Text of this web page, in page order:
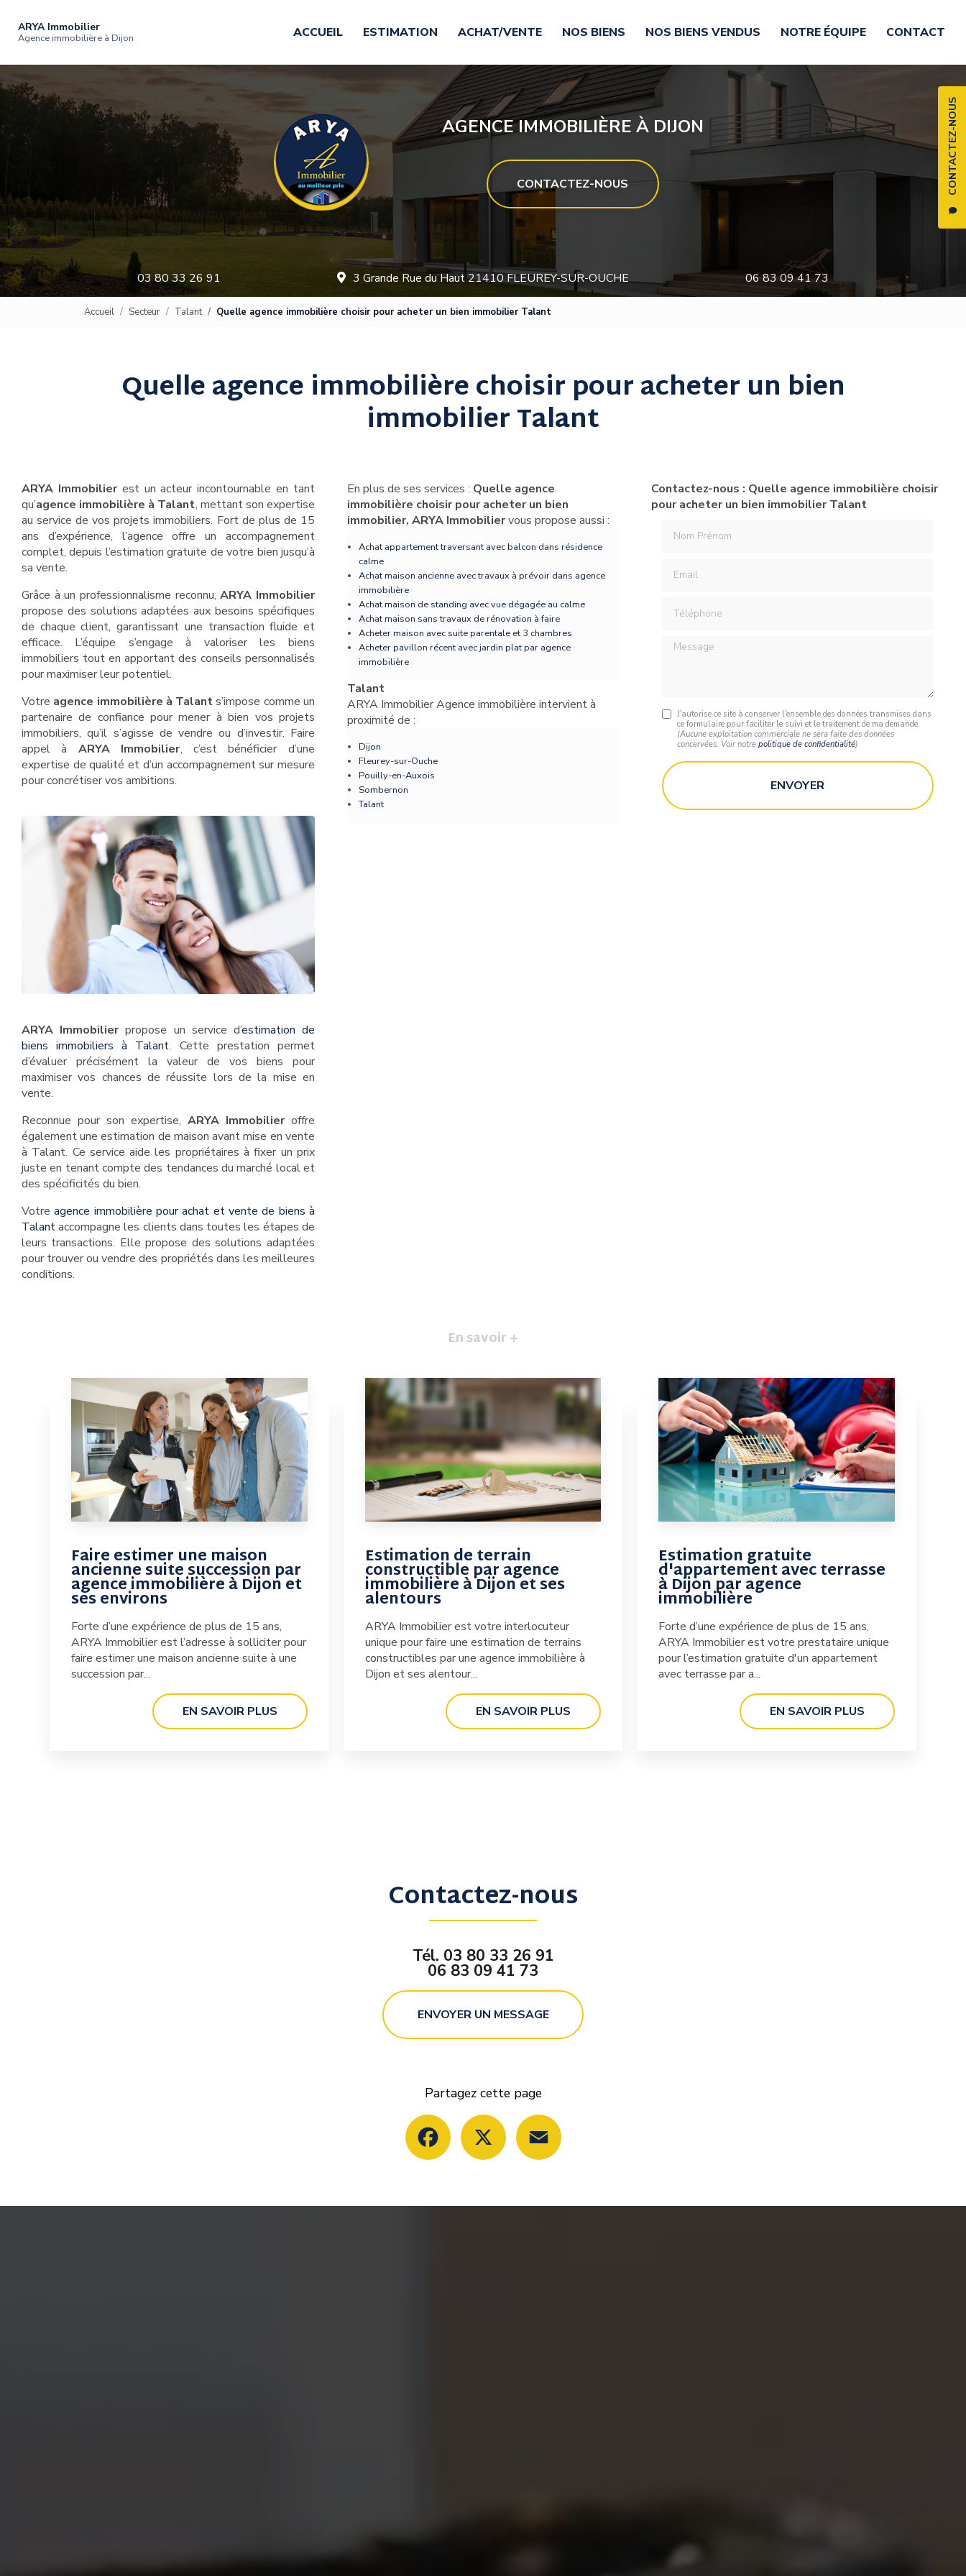
contenu
ARYA Immobilier
Agence immobilière à Dijon
CONTACTEZ-NOUS
ACCUEIL
ESTIMATION ACHAT/VENTE NOS BIENS NOS BIENS VENDUS NOTRE ÉQUIPE CONTACT
AGENCE IMMOBILIÈRE À DIJON
CONTACTEZ-NOUS
03 80 33 26 91 3 Grande Rue du Haut 21410 FLEUREY-SUR-OUCHE 06 83 09 41 73
Accueil Secteur Talant Quelle agence immobilière choisir pour acheter un bien immobilier Talant
Quelle agence immobilière choisir pour acheter un bien
immobilier Talant
ARYA Immobilierest un acteur incontournable en tant
qu’agence immobilière à Talant, mettant son expertise
au service de vos projets immobiliers. Fort de plus de 15
ans d’expérience, l’agence offre un accompagnement
complet, depuis l’estimation gratuite de votre bien jusqu’à
sa vente.
Grâce à un professionnalisme reconnu,ARYA Immobilier
propose des solutions adaptées aux besoins spécifiques
de chaque client, garantissant une transaction fluide et
efficace. L’équipe s’engage à valoriser les biens
immobiliers tout en apportant des conseils personnalisés
pour maximiser leur potentiel.
Votre agence immobilière à Talants’impose comme un
partenaire de confiance pour mener à bien vos projets
immobiliers, qu’il s’agisse de vendre ou d’investir. Faire
appel à ARYA Immobilier, c’est bénéficier d’une
expertise de qualité et d’un accompagnement sur mesure
pour concrétiser vos ambitions.
ARYA Immobilierpropose un service d’estimation de
biens immobiliers à Talant. Cette prestation permet
d’évaluer précisément la valeur de vos biens pour
maximiser vos chances de réussite lors de la mise en
vente.
Reconnue pour son expertise, ARYA Immobilieroffre
également une estimation de maison avant mise en vente
à Talant. Ce service aide les propriétaires à fixer un prix
juste en tenant compte des tendances du marché local et
des spécificités du bien.
Votreagence immobilière pour achat et vente de biens à
Talantaccompagne les clients dans toutes les étapes de
leurs transactions. Elle propose des solutions adaptées
pour trouver ou vendre des propriétés dans les meilleures
conditions.
En plus de ses services : Quelle agence
immobilière choisir pour acheter un bien
immobilier, ARYA Immobiliervous propose aussi :
Achat appartement traversant avec balcon dans résidence
calme
Achat maison ancienne avec travaux à prévoir dans agence
immobilière
Achat maison de standing avec vue dégagée au calme
Achat maison sans travaux de rénovation à faire
Acheter maison avec suite parentale et 3 chambres
Acheter pavillon récent avec jardin plat par agence
immobilière
Talant
ARYA Immobilier Agence immobilière intervient à
proximité de :
Dijon
Fleurey-sur-Ouche
Pouilly-en-Auxois
Sombernon
Talant
Contactez-nous : Quelle agence immobilière choisir
pour acheter un bien immobilier Talant
Message
J'autorise ce site à conserver l'ensemble des données transmises dans
ce formulaire pour faciliter le suivi et le traitement de ma demande.
(Aucune exploitation commerciale ne sera faite des données
concervées. Voir notre politique de confidentialité)
En savoir +
Faire estimer une maison
ancienne suite succession par
agence immobilière à Dijon et
ses environs
Forte d’une expérience de plus de 15 ans,
ARYA Immobilier est l’adresse à solliciter pour
faire estimer une maison ancienne suite à une
succession par...
EN SAVOIR PLUS
Estimation de terrain
constructible par agence
immobilière à Dijon et ses
alentours
ARYA Immobilier est votre interlocuteur
unique pour faire une estimation de terrains
constructibles par une agence immobilière à
Dijon et ses alentour...
EN SAVOIR PLUS
Estimation gratuite
d'appartement avec terrasse
à Dijon par agence
immobilière
Forte d’une expérience de plus de 15 ans,
ARYA Immobilier est votre prestataire unique
pour l’estimation gratuite d'un appartement
avec terrasse par a...
EN SAVOIR PLUS
Contactez-nous
Tél. 03 80 33 26 91
06 83 09 41 73
ENVOYER UN MESSAGE
Partagez cette page
Facebook